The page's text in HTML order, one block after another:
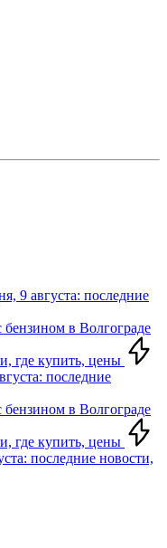
9 августа: последние
бензином в Волгограде
где купить, цены
последние
бензином в Волгограде
где купить, цены
последние новости,